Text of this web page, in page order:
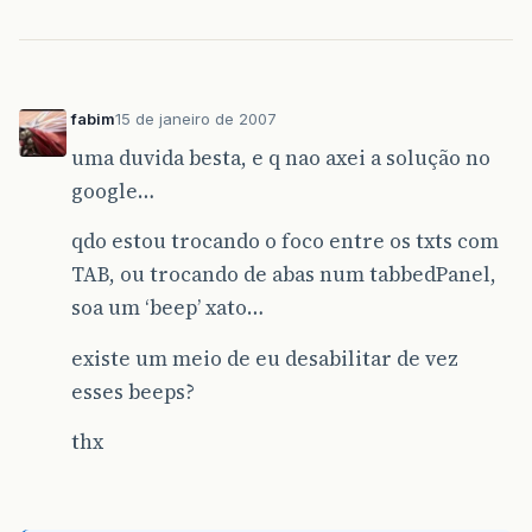
fabim15 de janeiro de 2007
uma duvida besta, e q nao axei a solução no
google…
qdo estou trocando o foco entre os txts com
TAB, ou trocando de abas num tabbedPanel,
soa um ‘beep’ xato…
existe um meio de eu desabilitar de vez
esses beeps?
thx